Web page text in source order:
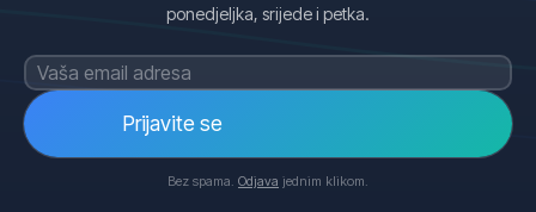
ponedjeljka, srijede i petka.
Prijavite se
Bez spama. Odjava jednim klikom.